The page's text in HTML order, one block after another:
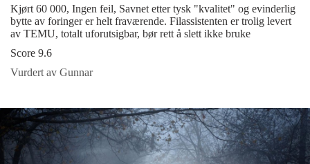
Kjørt 60 000, Ingen feil, Savnet etter tysk "kvalitet" og evinderlig
bytte av foringer er helt fraværende. Filassistenten er trolig levert
av TEMU, totalt uforutsigbar, bør rett å slett ikke bruke
Score 9.6
Vurdert av Gunnar